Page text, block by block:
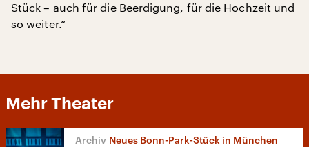
Stück – auch für die Beerdigung, für die Hochzeit und
so weiter.“
Mehr Theater
Neues Bonn-Park-Stück in München